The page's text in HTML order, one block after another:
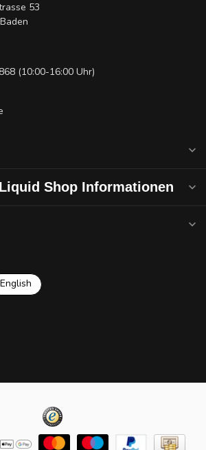
53
(10:00-16:00 Uhr)
Shop Informationen
English